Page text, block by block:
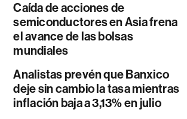
Caída de acciones de
semiconductores en Asia frena
el avance de las bolsas
mundiales
Analistas prevén que Banxico
deje sin cambio la tasa mientras
inflación baja a 3,13% en julio